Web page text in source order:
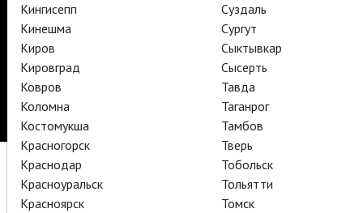
Подписаться на рассылку
Поддержать
Стать волонтёром
Как организовать показ в вашем городе
Контакты
18+
Кингисепп
Кинешма
Киров
Кировград
Ковров
Коломна
Костомукша
Красногорск
Краснодар
Красноуральск
Красноярск
Суздаль
Сургут
Сыктывкар
Сысерть
Тавда
Таганрог
Тамбов
Тверь
Тобольск
Тольятти
Томск